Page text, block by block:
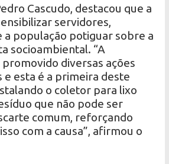
Cascudo, destacou que a
servidores,
a população potiguar sobre a
socioambiental. “A
diversas ações
e esta é a primeira deste
o coletor para lixo
que não pode ser
comum, reforçando
com a causa”, afirmou o